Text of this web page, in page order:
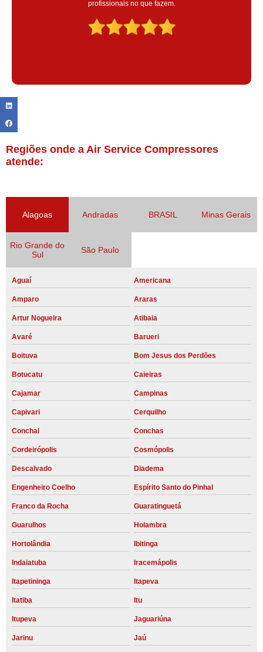
Claudinei excelente profissional!
Regiões onde a Air Service Compressores
atende:
Alagoas Andradas BRASIL Minas Gerais
Rio Grande do
Sul
São Paulo
Aguaí Americana
Amparo Araras
Artur Nogueira Atibaia
Avaré Barueri
Boituva Bom Jesus dos Perdões
Botucatu Caieiras
Cajamar Campinas
Capivari Cerquilho
Conchal Conchas
Cordeirópolis Cosmópolis
Descalvado Diadema
Engenheiro Coelho Espírito Santo do Pinhal
Franco da Rocha Guaratinguetá
Guarulhos Holambra
Hortolândia Ibitinga
Indaiatuba Iracemápolis
Itapetininga Itapeva
Itatiba Itu
Itupeva Jaguariúna
Jarinu Jaú